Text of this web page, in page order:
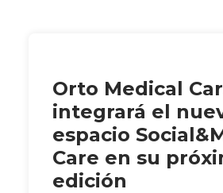
Orto Medical
integrará el
espacio
Care en su
edición